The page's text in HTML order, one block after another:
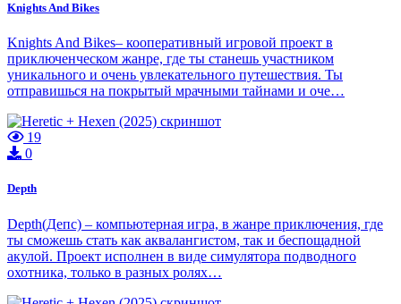
Knights And Bikes
Knights And Bikes– кооперативный игровой проект в
приключенческом жанре, где ты станешь участником
уникального и очень увлекательного путешествия. Ты
отправишься на покрытый мрачными тайнами и оче…
19
0
Depth
Depth(Депс) – компьютерная игра, в жанре приключения, где
ты сможешь стать как аквалангистом, так и беспощадной
акулой. Проект исполнен в виде симулятора подводного
охотника, только в разных ролях…